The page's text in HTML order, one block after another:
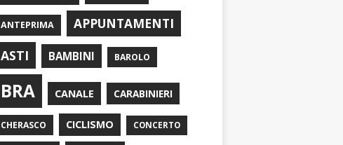
ANTEPRIMA
APPUNTAMENTI
ASTI
BAMBINI BAROLO
BRA CANALE CARABINIERI
CHERASCO CICLISMO CONCERTO